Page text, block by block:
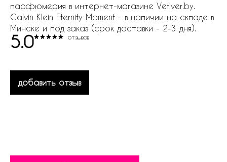
парфюмерия в интернет-магазине Vetiver.by.
Calvin Klein Eternity Moment - в наличии на складе в
Минске и под заказ (срок доставки - 2-3 дня).
5.0 отзывов
добавить отзыв